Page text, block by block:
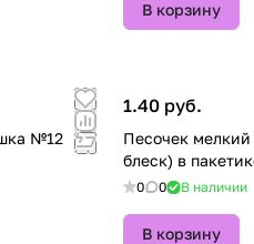
В корзину
№12
1.40 руб.
Песочек
блеск) в
0 0 В наличии
В корзину